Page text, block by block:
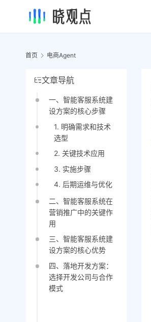
首页 电商Agent
文章导航
一、智能客服系统建
设方案的核心步骤
1. 明确需求和技术
选型
2. 关键技术应用
3. 实施步骤
4. 后期运维与优化
二、智能客服系统在
营销推广中的关键作
用
三、智能客服系统建
设方案的核心优势
四、落地开发方案：
选择开发公司与合作
模式